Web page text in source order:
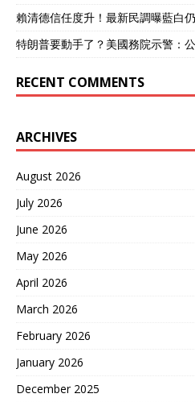
賴清德信任度升！最新民調曝藍白
特朗普要動手了？美國務院示警：
RECENT COMMENTS
ARCHIVES
August 2026
July 2026
June 2026
May 2026
April 2026
March 2026
February 2026
January 2026
December 2025